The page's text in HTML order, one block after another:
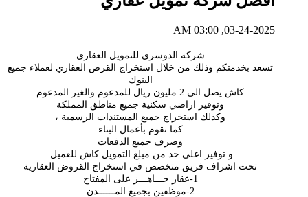
03-24-2025, 03:00 AM
شركة الدوسري للتمويل العقاري
تسعد بخدمتكم وذلك من خلال استخراج القرض العقاري لعملاء جميع
البنوك
كاش يصل الى 2 مليون ريال للمدعوم والغير المدعوم
وتوفير اراضي سكنية جميع مناطق المملكة
وكذلك استخراج جميع المستندات الرسمية ،
كما نقوم بأعمال البناء
وصرف جميع الدفعات
و توفير اعلى حد من مبلغ التمويل كاش للعميل.
تحت اشراف فريق متخصص في استخراج القروض العقارية
1-عقار جـــاهـــز على المفتاح
2-موظفين بجميع المــــــدن